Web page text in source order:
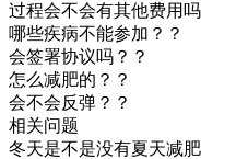
过程会不会有其他费用吗
哪些疾病不能参加？？
会签署协议吗？？
怎么减肥的？？
会不会反弹？？
相关问题
冬天是不是没有夏天减肥